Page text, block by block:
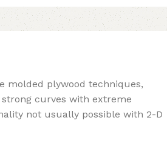
molded plywood techniques,
strong curves with extreme
not usually possible with 2-D